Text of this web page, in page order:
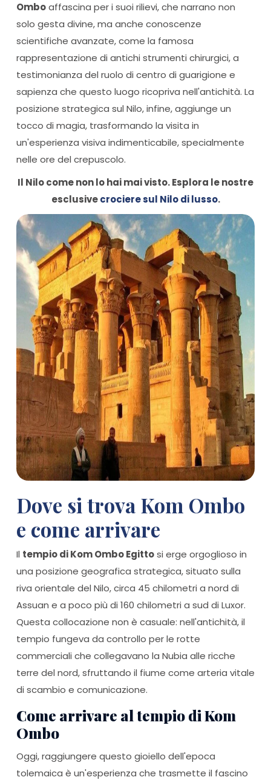
Omboaffascina per i suoi rilievi, che narrano non
solo gesta divine, ma anche conoscenze
scientifiche avanzate, come la famosa
rappresentazione di antichi strumenti chirurgici, a
testimonianza del ruolo di centro di guarigione e
sapienza che questo luogo ricopriva nell'antichità. La
posizione strategica sul Nilo, infine, aggiunge un
tocco di magia, trasformando la visita in
un'esperienza visiva indimenticabile, specialmente
nelle ore del crepuscolo.
Il Nilo come non lo hai mai visto. Esplora le nostre
esclusivecrociere sul Nilo di lusso.
Dove si trova Kom Ombo
e come arrivare
Il tempio di Kom Ombo Egittosi erge orgoglioso in
una posizione geografica strategica, situato sulla
riva orientale del Nilo, circa 45 chilometri a nord di
Assuan e a poco più di 160 chilometri a sud di Luxor.
Questa collocazione non è casuale: nell'antichità, il
tempio fungeva da controllo per le rotte
commerciali che collegavano la Nubia alle ricche
terre del nord, sfruttando il fiume come arteria vitale
di scambio e comunicazione.
Come arrivare al tempio di Kom
Ombo
Oggi, raggiungere questo gioiello dell'epoca
tolemaica è un'esperienza che trasmette il fascino